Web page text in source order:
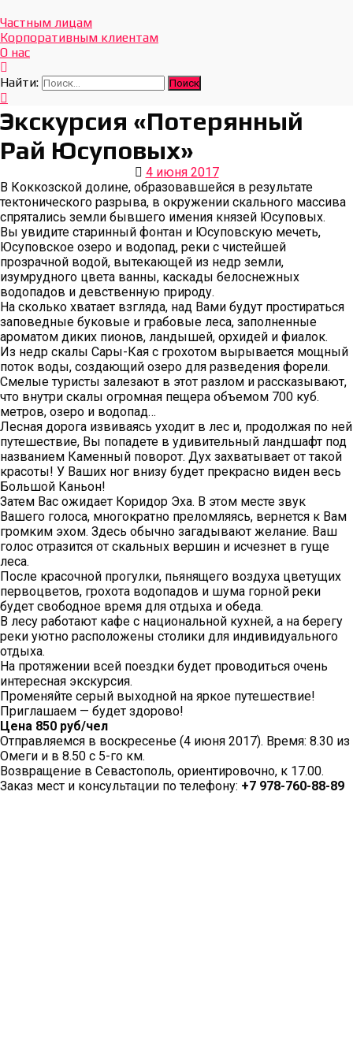
Отдых Без Границ
Эксклюзивные экскурсии по Севастополю и Крыму
Частным лицам
Корпоративным клиентам
О нас
Найти:
Экскурсия «Потерянный
Рай Юсуповых»
4 июня 2017
В Коккозской долине, образовавшейся в результате
тектонического разрыва, в окружении скального массива
спрятались земли бывшего имения князей Юсуповых.
Вы увидите старинный фонтан и Юсуповскую мечеть,
Юсуповское озеро и водопад, реки с чистейшей
прозрачной водой, вытекающей из недр земли,
изумрудного цвета ванны, каскады белоснежных
водопадов и девственную природу.
На сколько хватает взгляда, над Вами будут простираться
заповедные буковые и грабовые леса, заполненные
ароматом диких пионов, ландышей, орхидей и фиалок.
Из недр скалы Сары-Кая с грохотом вырывается мощный
поток воды, создающий озеро для разведения форели.
Смелые туристы залезают в этот разлом и рассказывают,
что внутри скалы огромная пещера объемом 700 куб.
метров, озеро и водопад…
Лесная дорога извиваясь уходит в лес и, продолжая по ней
путешествие, Вы попадете в удивительный ландшафт под
названием Каменный поворот. Дух захватывает от такой
красоты! У Ваших ног внизу будет прекрасно виден весь
Большой Каньон!
Затем Вас ожидает Коридор Эха. В этом месте звук
Вашего голоса, многократно преломляясь, вернется к Вам
громким эхом. Здесь обычно загадывают желание. Ваш
голос отразится от скальных вершин и исчезнет в гуще
леса.
После красочной прогулки, пьянящего воздуха цветущих
первоцветов, грохота водопадов и шума горной реки
будет свободное время для отдыха и обеда.
В лесу работают кафе с национальной кухней, а на берегу
реки уютно расположены столики для индивидуального
отдыха.
На протяжении всей поездки будет проводиться очень
интересная экскурсия.
Променяйте серый выходной на яркое путешествие!
Приглашаем — будет здорово!
Цена 850 руб/чел
Отправляемся в воскресенье (4 июня 2017). Время: 8.30 из
Омеги и в 8.50 с 5-го км.
Возвращение в Севастополь, ориентировочно, к 17.00.
Заказ мест и консультации по телефону: +7 978-760-88-89